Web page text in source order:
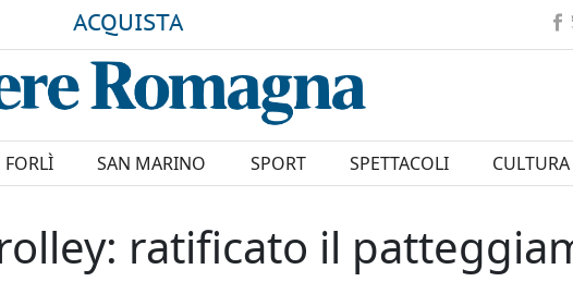
ACQUISTA
FORLÌ SAN MARINO SPORT SPETTACOLI CULTURA
ratificato il